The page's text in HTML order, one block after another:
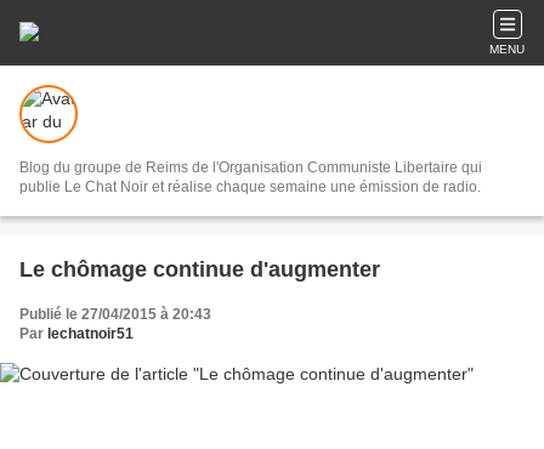
MENU
Blog du groupe de Reims de l'Organisation Communiste Libertaire qui
publie Le Chat Noir et réalise chaque semaine une émission de radio.
Le chômage continue d'augmenter
Publié le 27/04/2015 à 20:43
Par lechatnoir51